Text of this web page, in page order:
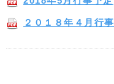
２０１８年４月行